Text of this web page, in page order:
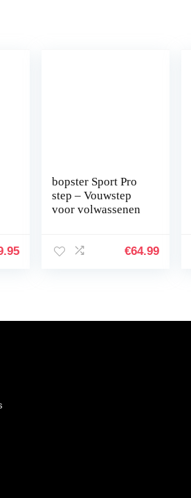
bopster Sport Pro
step – Vouwstep
voor volwassenen
€64.99